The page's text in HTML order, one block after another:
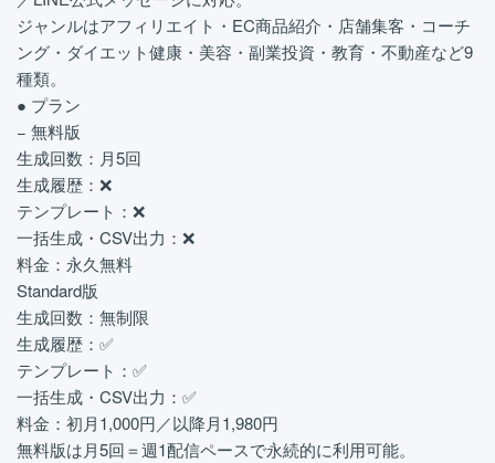
ジャンルはアフィリエイト・EC商品紹介・店舗集客・コーチ
ング・ダイエット健康・美容・副業投資・教育・不動産など9
種類。
● プラン
− 無料版
生成回数：月5回
生成履歴：❌
テンプレート：❌
一括生成・CSV出力：❌
料金：永久無料
Standard版
生成回数：無制限
生成履歴：✅
テンプレート：✅
一括生成・CSV出力：✅
料金：初月1,000円／以降月1,980円
無料版は月5回＝週1配信ペースで永続的に利用可能。